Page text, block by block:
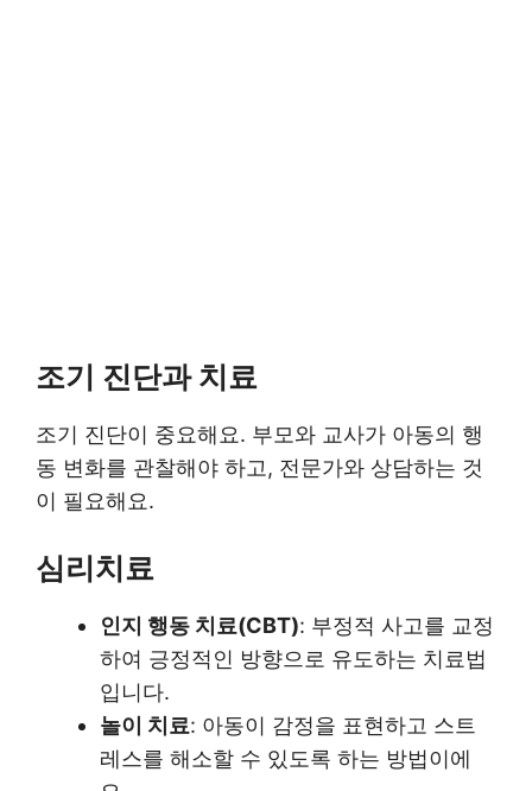
조기 진단과 치료
조기 진단이 중요해요. 부모와 교사가 아동의 행
동 변화를 관찰해야 하고, 전문가와 상담하는 것
이 필요해요.
심리치료
인지 행동 치료(CBT): 부정적 사고를 교정
하여 긍정적인 방향으로 유도하는 치료법
입니다.
놀이 치료: 아동이 감정을 표현하고 스트
레스를 해소할 수 있도록 하는 방법이에